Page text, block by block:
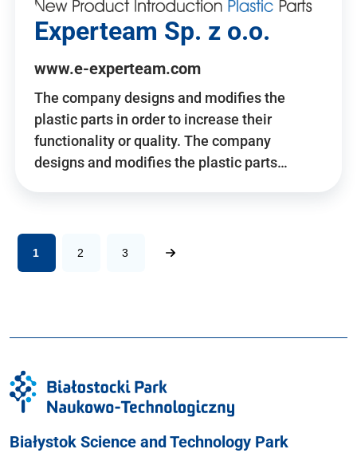
Experteam Sp. z o.o.
www.e-experteam.com
The company designs and modifies the
plastic parts in order to increase their
functionality or quality. The company
designs and modifies the plastic parts…
1 2 3
Białystok Science and Technology Park